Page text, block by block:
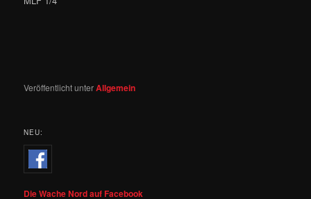
Veröffentlicht unterAllgemein
NEU:
Die Wache Nord auf Facebook